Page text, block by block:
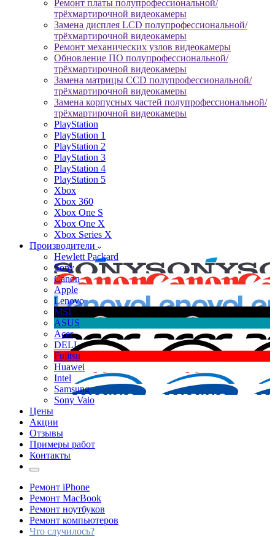
Ремонт платы полупрофессиональной/
трёхмартирочной видеокамеры
Замена дисплея LCD полупрофессиональной/
трёхмартирочной видеокамеры
Ремонт механических узлов видеокамеры
Обновление ПО полупрофессиональной/
трёхмартирочной видеокамеры
Замена матрицы CCD полупрофессиональной/
трёхмартирочной видеокамеры
Замена корпусных частей полупрофессиональной/
трёхмартирочной видеокамеры
PlayStation
PlayStation 1
PlayStation 2
PlayStation 3
PlayStation 4
PlayStation 5
Xbox
Xbox 360
Xbox One S
Xbox One X
Xbox Series X
Производители
Hewlett Packard
Sony
Canon
Apple
Lenovo
MSI
ASUS
Acer
DELL
Fujitsu
Huawei
Intel
Samsung
Sony Vaio
Цены
Акции
Отзывы
Примеры работ
Контакты
Ремонт iPhone
Ремонт MacBook
Ремонт ноутбуков
Ремонт компьютеров
Что случилось?